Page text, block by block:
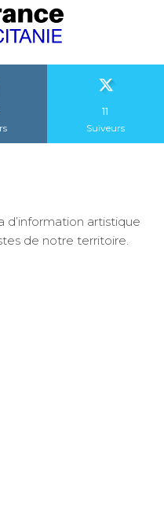
11
Suiveurs
artistique
de notre territoire.